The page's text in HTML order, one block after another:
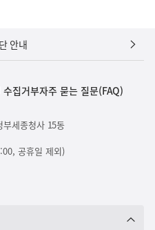
안내
수집거부자주 묻는 질문(FAQ)
세종청사 15동
공휴일 제외)